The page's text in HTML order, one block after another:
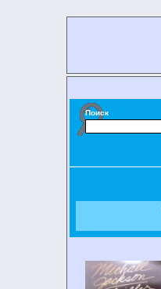
Поиск